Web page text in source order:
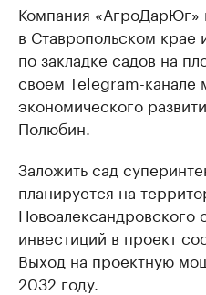
Компания «АгроДарЮг»
в Ставропольском крае
по закладке садов на
своем Telegram-канале
экономического
Полюбин.
Заложить сад
планируется на
Новоалександровского
инвестиций в проект
Выход на проектную
2032 году.